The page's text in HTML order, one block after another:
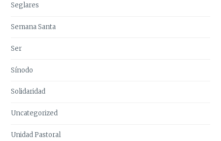
Seglares
Semana Santa
Ser
Sínodo
Solidaridad
Uncategorized
Unidad Pastoral